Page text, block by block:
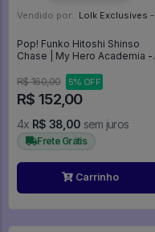
Vendido por: Lolk Exclusives - SP
Pop! Funko Hitoshi Shinso
Chase | My Hero Academia -
R$ 160,00
5% OFF
R$ 152,00
4x R$ 38,00 sem juros
Frete Grátis
Carrinho